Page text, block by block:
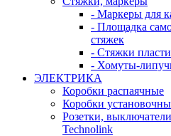
- Маркеры для
- Площадка
стяжек
- Стяжки
- Хомуты-
ЭЛЕКТРИКА
Коробки распаячные
Коробки
Розетки,
Technolink